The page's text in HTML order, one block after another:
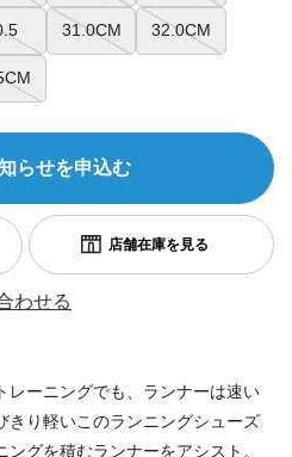
31.0CM 32.0CM
らせを申込む
わせる
レーニングでも、ランナーは速い
きり軽いこのランニングシューズ
グを積むランナーをアシスト。